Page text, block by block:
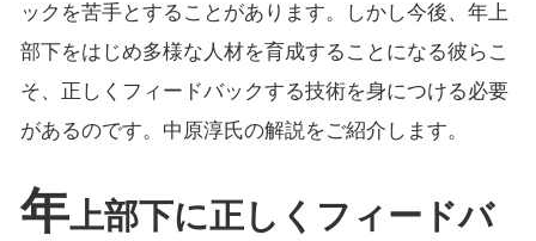
ックを苦手とすることがあります。しかし今後、年上
部下をはじめ多様な人材を育成することになる彼らこ
そ、正しくフィードバックする技術を身につける必要
があるのです。中原淳氏の解説をご紹介します。
年上部下に正しくフィードバ